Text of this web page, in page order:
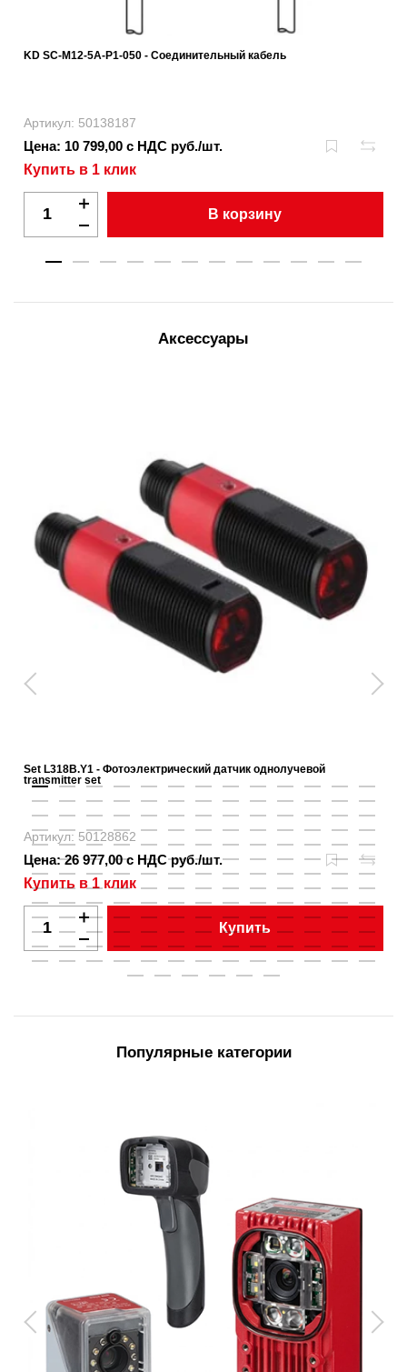
KD SC-M12-5A-P1-050 - Соединительный кабель
Артикул: 50138187
Цена: 10 799,00 с НДС руб./шт.
Купить в 1 клик
В корзину
Аксессуары
Set L318B.Y1 - Фотоэлектрический датчик однолучевой
transmitter set
Артикул: 50128862
Цена: 26 977,00 с НДС руб./шт.
Купить в 1 клик
Купить
Популярные категории